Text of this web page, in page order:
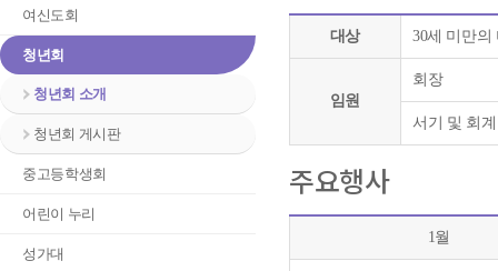
여신도회
청년회
청년회 소개
청년회 게시판
중고등학생회
어린이 누리
성가대
대상 30세 미만의
임원
회장
서기 및 회계
주요행사
1월